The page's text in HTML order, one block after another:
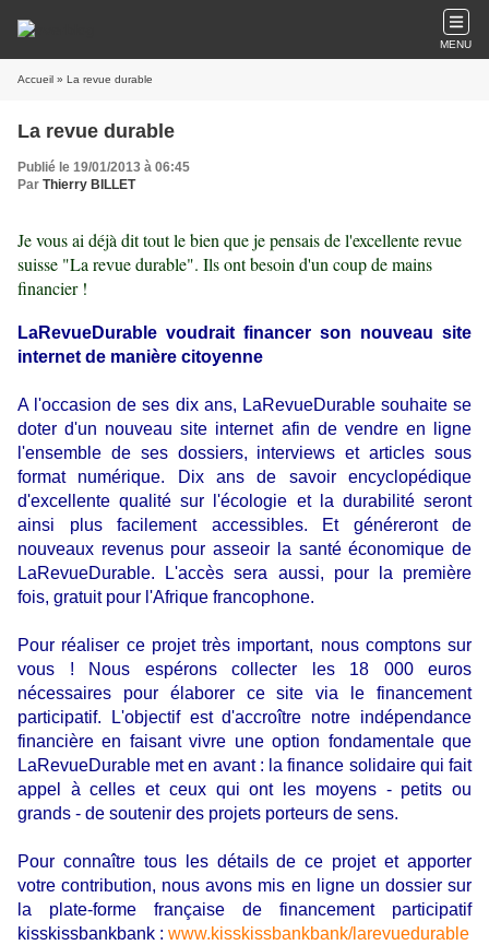
MENU
Accueil » La revue durable
La revue durable
Publié le 19/01/2013 à 06:45
Par Thierry BILLET
Je vous ai déjà dit tout le bien que je pensais de l'excellente revue
suisse "La revue durable". Ils ont besoin d'un coup de mains
financier !
LaRevueDurable voudrait financer son nouveau site
internet de manière citoyenne
A l'occasion de ses dix ans, LaRevueDurable souhaite se
doter d'un nouveau site internet afin de vendre en ligne
l'ensemble de ses dossiers, interviews et articles sous
format numérique. Dix ans de savoir encyclopédique
d'excellente qualité sur l'écologie et la durabilité seront
ainsi plus facilement accessibles. Et généreront de
nouveaux revenus pour asseoir la santé économique de
LaRevueDurable. L'accès sera aussi, pour la première
fois, gratuit pour l'Afrique francophone.
Pour réaliser ce projet très important, nous comptons sur
vous ! Nous espérons collecter les 18 000 euros
nécessaires pour élaborer ce site via le financement
participatif. L'objectif est d'accroître notre indépendance
financière en faisant vivre une option fondamentale que
LaRevueDurable met en avant : la finance solidaire qui fait
appel à celles et ceux qui ont les moyens - petits ou
grands - de soutenir des projets porteurs de sens.
Pour connaître tous les détails de ce projet et apporter
votre contribution, nous avons mis en ligne un dossier sur
la plate-forme française de financement participatif
kisskissbankbank : www.kisskissbankbank/larevuedurable